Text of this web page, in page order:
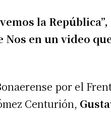
la
Nos en un video
por el
Centurión,